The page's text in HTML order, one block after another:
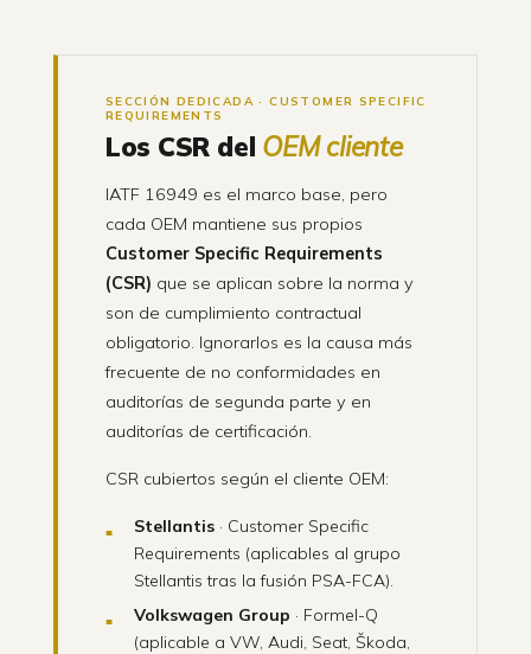
SECCIÓN DEDICADA · CUSTOMER SPECIFIC
REQUIREMENTS
Los CSR del OEM cliente
IATF 16949 es el marco base, pero
cada OEM mantiene sus propios
Customer Specific Requirements
(CSR) que se aplican sobre la norma y
son de cumplimiento contractual
obligatorio. Ignorarlos es la causa más
frecuente de no conformidades en
auditorías de segunda parte y en
auditorías de certificación.
CSR cubiertos según el cliente OEM:
Stellantis· Customer Specific
Requirements (aplicables al grupo
Stellantis tras la fusión PSA-FCA).
Volkswagen Group · Formel-Q
(aplicable a VW, Audi, Seat, Škoda,